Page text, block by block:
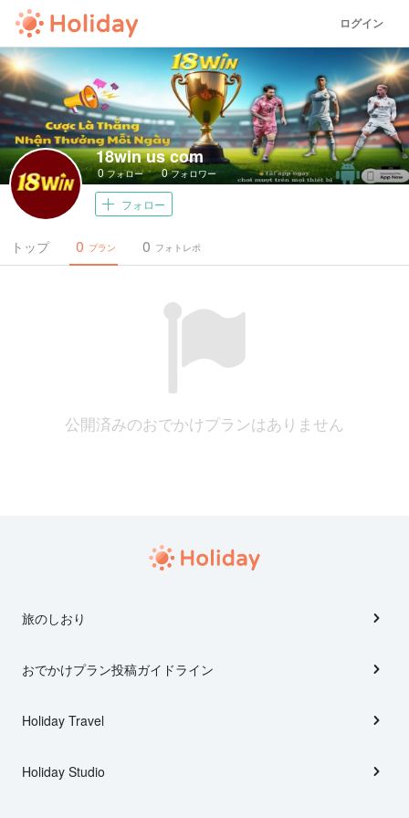
ログイン
18win us com
0フォロー 0フォロワー
フォロー
トップ プラン
0 フォトレポ
0
公開済みのおでかけプランはありません
旅のしおり
おでかけプラン投稿ガイドライン
Holiday Travel
Holiday Studio